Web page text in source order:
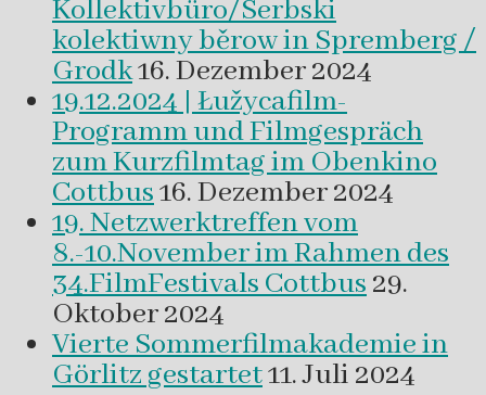
Kollektivbüro/Serbski
kolektiwny běrow in Spremberg /
Grodk16. Dezember 2024
19.12.2024 | Łužycafilm-
Programm und Filmgespräch
zum Kurzfilmtag im Obenkino
Cottbus16. Dezember 2024
19. Netzwerktreffen vom
8.-10.November im Rahmen des
34.FilmFestivals Cottbus 29.
Oktober 2024
Vierte Sommerfilmakademie in
Görlitz gestartet11. Juli 2024